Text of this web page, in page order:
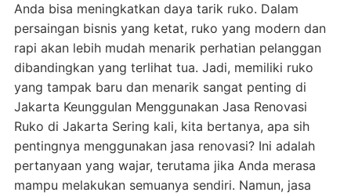
Anda bisa meningkatkan daya tarik ruko. Dalam
persaingan bisnis yang ketat, ruko yang modern dan
rapi akan lebih mudah menarik perhatian pelanggan
dibandingkan yang terlihat tua. Jadi, memiliki ruko
yang tampak baru dan menarik sangat penting di
Jakarta Keunggulan Menggunakan Jasa Renovasi
Ruko di Jakarta Sering kali, kita bertanya, apa sih
pentingnya menggunakan jasa renovasi? Ini adalah
pertanyaan yang wajar, terutama jika Anda merasa
mampu melakukan semuanya sendiri. Namun, jasa